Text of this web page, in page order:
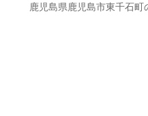
鹿児島県鹿児島市東千石